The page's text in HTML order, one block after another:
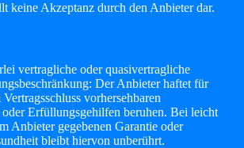
keine Akzeptanz durch den Anbieter dar.
vertragliche oder quasivertragliche
Der Anbieter haftet für
vorhersehbaren
Erfüllungsgehilfen beruhen. Bei leicht
Anbieter gegebenen Garantie oder
bleibt hiervon unberührt.